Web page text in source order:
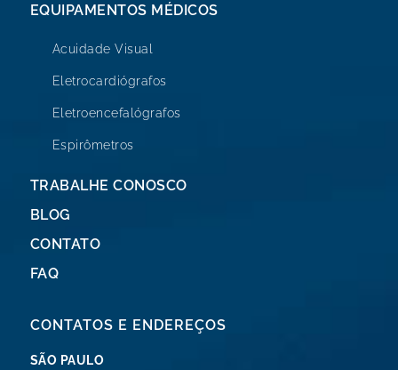
EQUIPAMENTOS MÉDICOS
Acuidade Visual
Eletrocardiógrafos
Eletroencefalógrafos
Espirômetros
TRABALHE CONOSCO
BLOG
CONTATO
FAQ
CONTATOS E ENDEREÇOS
SÃO PAULO